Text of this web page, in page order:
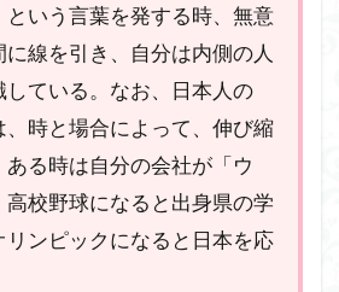
という言葉を発する時、無意
線を引き、自分は内側の人
している。なお、日本人の
、時と場合によって、伸び縮
る時は自分の会社が「ウ
高校野球になると出身県の学
ンピックになると日本を応